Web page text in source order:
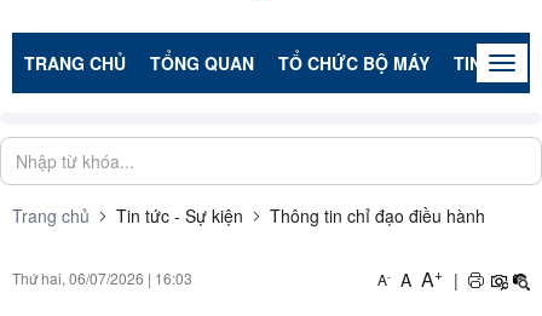
TRANG CHỦ TỔNG QUAN TỔ CHỨC BỘ MÁY TIN TỨC -
Trang chủ Tin tức - Sự kiện Thông tin chỉ đạo điều hành
Thứ hai, 06/07/2026 | 16:03 A- A A+ |